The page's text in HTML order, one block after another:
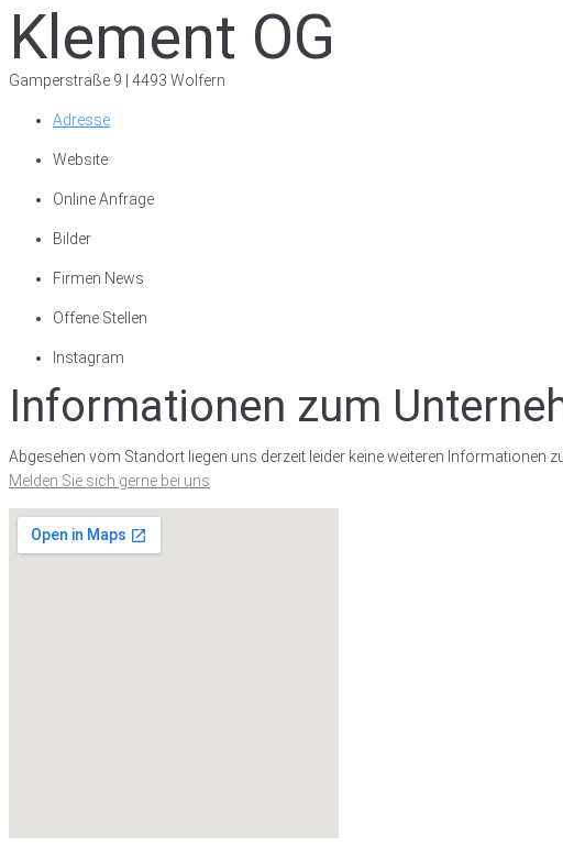
Klement OG
Gamperstraße 9 | 4493 Wolfern
Adresse
Website
Online Anfrage
Bilder
Firmen News
Offene Stellen
Instagram
Informationen zum
Abgesehen vom Standort liegen uns derzeit leider keine weiteren Informationen
Melden Sie sich gerne bei uns